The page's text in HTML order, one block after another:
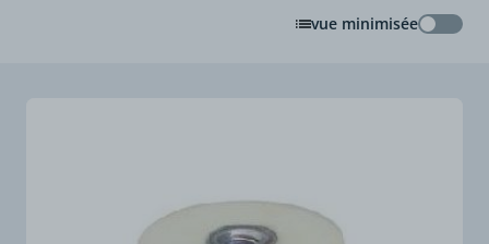
vue minimiséevue